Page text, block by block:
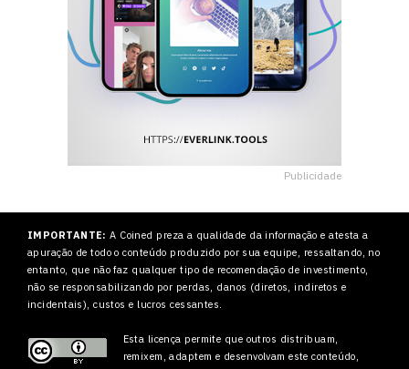
Publicidade
IMPORTANTE: A Coined preza a qualidade da informação e atesta a
apuração de todo o conteúdo produzido por sua equipe, ressaltando, no
entanto, que não faz qualquer tipo de recomendação de investimento,
não se responsabilizando por perdas, danos (diretos, indiretos e
incidentais), custos e lucros cessantes.
Esta licença permite que outros distribuam,
remixem, adaptem e desenvolvam este conteúdo,